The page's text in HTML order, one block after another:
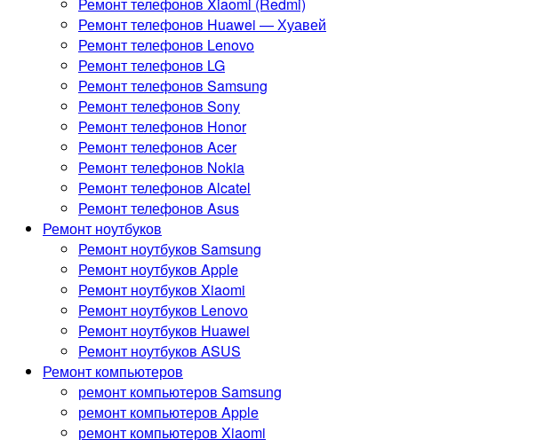
Ремонт телефонов Huawei — Хуавей
Ремонт телефонов Lenovo
Ремонт телефонов LG
Ремонт телефонов Samsung
Ремонт телефонов Sony
Ремонт телефонов Honor
Ремонт телефонов Acer
Ремонт телефонов Nokia
Ремонт телефонов Alcatel
Ремонт телефонов Asus
Ремонт ноутбуков
Ремонт ноутбуков Samsung
Ремонт ноутбуков Apple
Ремонт ноутбуков Xiaomi
Ремонт ноутбуков Lenovo
Ремонт ноутбуков Huawei
Ремонт ноутбуков ASUS
Ремонт компьютеров
ремонт компьютеров Samsung
ремонт компьютеров Apple
ремонт компьютеров Xiaomi